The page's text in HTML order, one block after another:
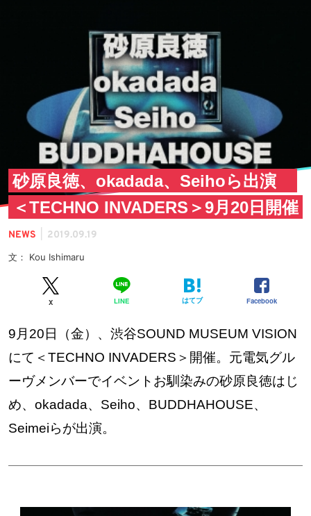
砂原良徳、okadada、Seihoら出演
＜TECHNO INVADERS＞9月20日開催
NEWS 2019.09.19
文： Kou Ishimaru
X LINE はてブ Facebook
9月20日（金）、渋谷SOUND MUSEUM VISION
にて＜TECHNO INVADERS＞開催。元電気グル
ーヴメンバーでイベントお馴染みの砂原良徳はじ
め、okadada、Seiho、BUDDHAHOUSE、
Seimeiらが出演。